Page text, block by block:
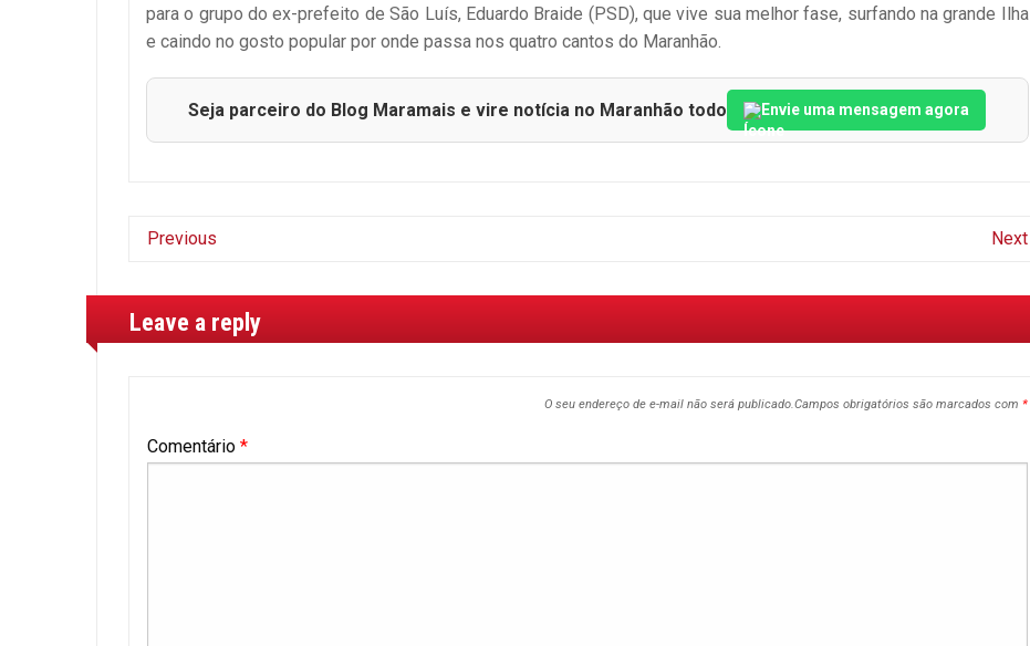
para o grupo do ex-prefeito de São Luís, Eduardo Braide (PSD), que vive sua melhor fase, surfando na grande Ilha
e caindo no gosto popular por onde passa nos quatro cantos do Maranhão.
Seja parceiro do Blog Maramais e vire notícia no Maranhão todo Envie uma mensagem agora
Previous Next
Leave a reply
O seu endereço de e-mail não será publicado. Campos obrigatórios são marcados com *
Comentário *